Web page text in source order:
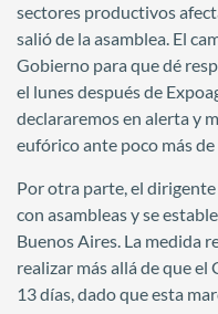
sectores productivos
salió de la asamblea. El
Gobierno para que dé
el lunes después de
declararemos en alerta y
eufórico ante poco más
Por otra parte, el dirigente
con asambleas y se
Buenos Aires. La medida
realizar más allá de que
13 días, dado que esta